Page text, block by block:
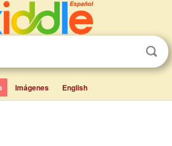
Imágenes English